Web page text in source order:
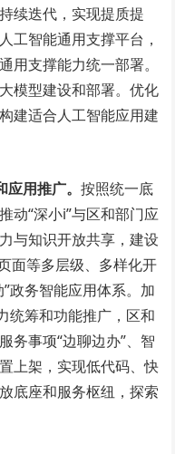
续迭代，实现提质提
工智能通用支撑平台，
用支撑能力统一部署。
模型建设和部署。优化
建适合人工智能应用建
应用推广。按照统一底
动“深小i”与区和部门应
与知识开放共享，建设
面等多层级、多样化开
政务智能应用体系。加
统筹和功能推广，区和
务事项“边聊边办”、智
上架，实现低代码、快
底座和服务枢纽，探索